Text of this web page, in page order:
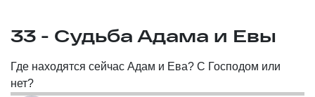
33 - Судьба Адама и Евы
Где находятся сейчас Адам и Ева? С Господом или
нет?